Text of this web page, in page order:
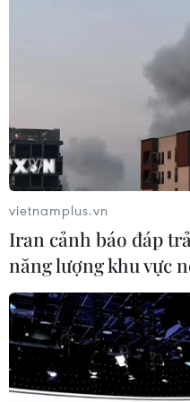
#vật liệu
Theo dõi VietnamPlus
TIN LIÊN QUAN
vietnamplus.vn
Iran cảnh báo đáp
năng lượng khu vực